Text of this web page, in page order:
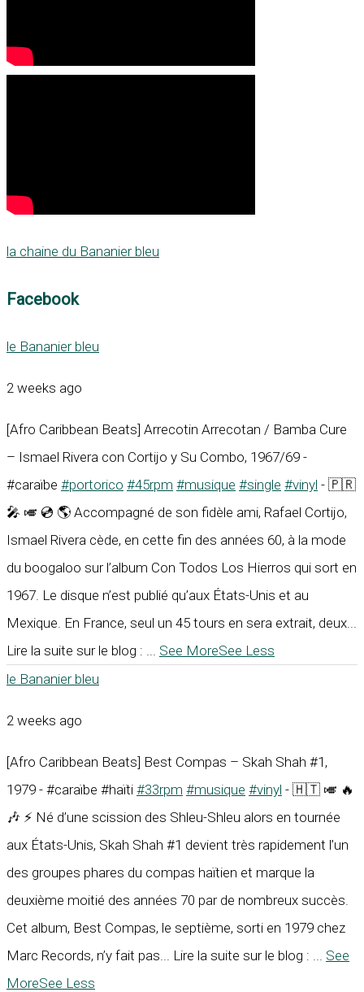
la chaine du Bananier bleu
Facebook
le Bananier bleu
2 weeks ago
[Afro Caribbean Beats] Arrecotin Arrecotan / Bamba Cure
– Ismael Rivera con Cortijo y Su Combo, 1967/69 -
#caraïbe #portorico #45rpm #musique #single #vinyl - 🇵🇷
🎤 🎺 💿 🌎 Accompagné de son fidèle ami, Rafael Cortijo,
Ismael Rivera cède, en cette fin des années 60, à la mode
du boogaloo sur l’album Con Todos Los Hierros qui sort en
1967. Le disque n’est publié qu’aux États-Unis et au
Mexique. En France, seul un 45 tours en sera extrait, deux...
Lire la suite sur le blog :
See MoreSee Less
le Bananier bleu
2 weeks ago
[Afro Caribbean Beats] Best Compas – Skah Shah #1,
1979 - #caraïbe #haïti #33rpm #musique #vinyl - 🇭🇹 🎺 🔥
🎶 ⚡ Né d’une scission des Shleu-Shleu alors en tournée
aux États-Unis, Skah Shah #1 devient très rapidement l’un
des groupes phares du compas haïtien et marque la
deuxième moitié des années 70 par de nombreux succès.
Cet album, Best Compas, le septième, sorti en 1979 chez
Marc Records, n’y fait pas... Lire la suite sur le blog :
See
MoreSee Less